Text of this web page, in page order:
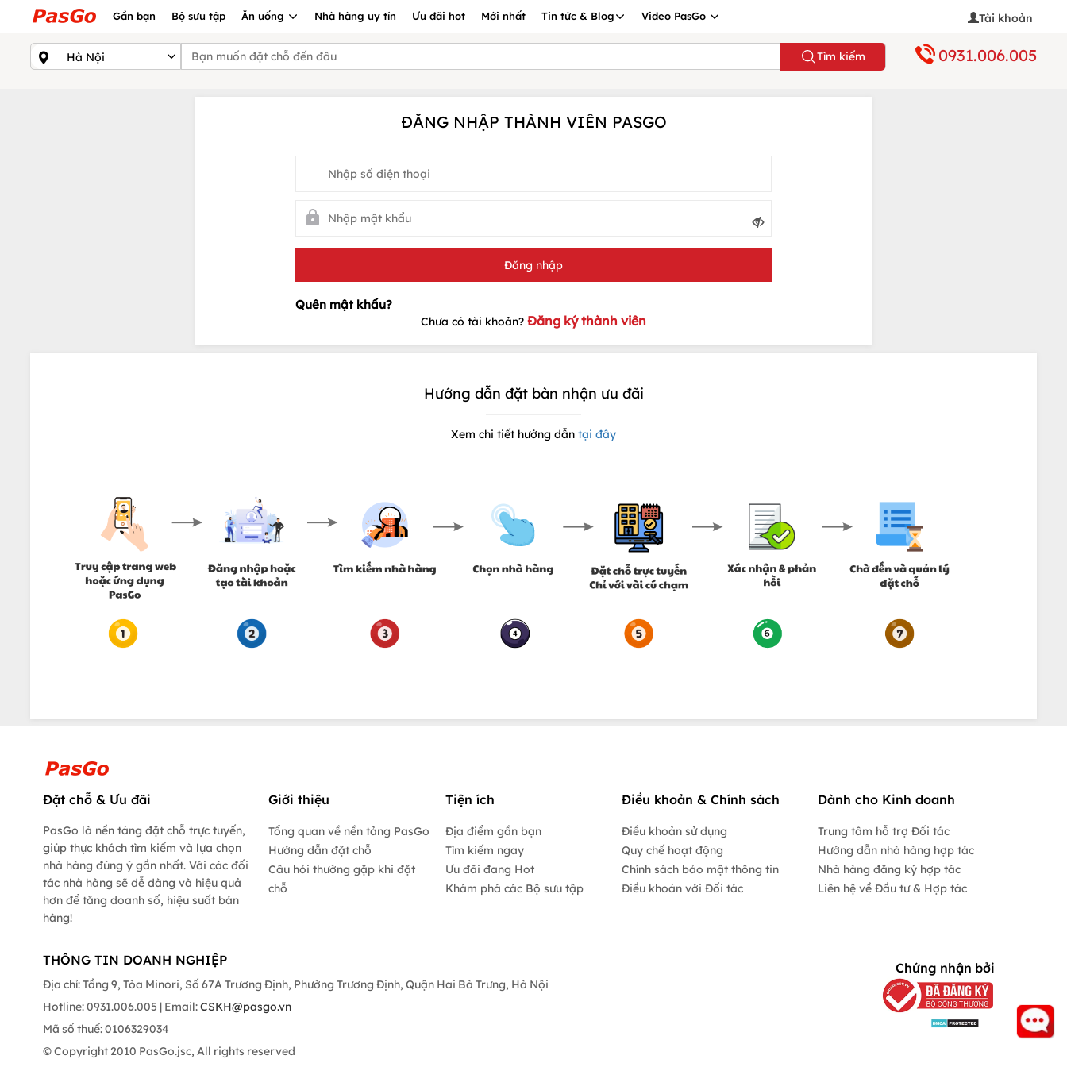
Gần bạn Bộ sưu tập Ăn uống Nhà hàng uy tín Ưu đãi hot Mới nhất Tin tức & Blog Video PasGo Tài khoản
Tìm kiếm 0931.006.005
ĐĂNG NHẬP THÀNH VIÊN PASGO
Chưa có tài khoản? Đăng ký thành viên
Hướng dẫn đặt bàn nhận ưu đãi
Xem chi tiết hướng dẫn tại đây
Đặt chỗ & Ưu đãi
PasGo là nền tảng đặt chỗ trực tuyến,
giúp thực khách tìm kiếm và lựa chọn
nhà hàng đúng ý gần nhất. Với các đối
tác nhà hàng sẽ dễ dàng và hiệu quả
hơn để tăng doanh số, hiệu suất bán
hàng!
Giới thiệu
Tổng quan về nền tảng PasGo
Hướng dẫn đặt chỗ
Câu hỏi thường gặp khi đặt
chỗ
Tiện ích
Địa điểm gần bạn
Tìm kiếm ngay
Ưu đãi đang Hot
Khám phá các Bộ sưu tập
Điều khoản & Chính sách
Điều khoản sử dụng
Quy chế hoạt động
Chính sách bảo mật thông tin
Điều khoản với Đối tác
Dành cho Kinh doanh
Trung tâm hỗ trợ Đối tác
Hướng dẫn nhà hàng hợp tác
Nhà hàng đăng ký hợp tác
Liên hệ về Đầu tư & Hợp tác
THÔNG TIN DOANH NGHIỆP
Địa chỉ: Tầng 9, Tòa Minori, Số 67A Trương Định, Phường Trương Định, Quận Hai Bà Trưng, Hà Nội
Hotline: 0931.006.005 | Email:CSKH@pasgo.vn
Mã số thuế: 0106329034
© Copyright 2010 PasGo.jsc, All rights reserved
Chứng nhận bởi